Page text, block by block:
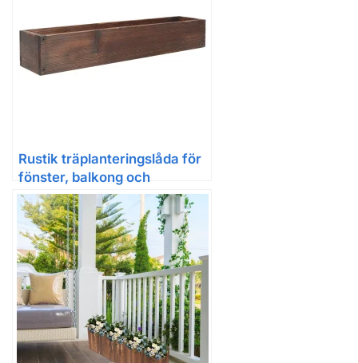
Rustik träplanteringslåda för
fönster, balkong och
suckulenter